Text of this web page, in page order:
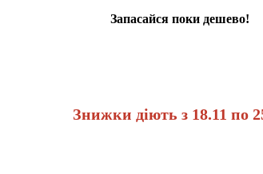
Запасайся поки дешево!
Знижки діють з 18.11 по